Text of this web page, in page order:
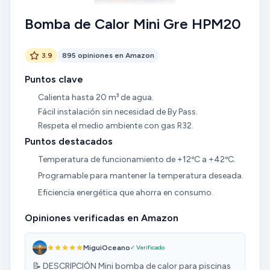
Bomba de Calor Mini Gre HPM20
3.9 895 opiniones en Amazon
Puntos clave
Calienta hasta 20 m³ de agua.
Fácil instalación sin necesidad de By Pass.
Respeta el medio ambiente con gas R32.
Puntos destacados
Temperatura de funcionamiento de +12ºC a +42ºC.
Programable para mantener la temperatura deseada.
Eficiencia energética que ahorra en consumo.
Opiniones verificadas en Amazon
MiguiOceano✓ Verificado
📝 DESCRIPCIÓN Mini bomba de calor para piscinas